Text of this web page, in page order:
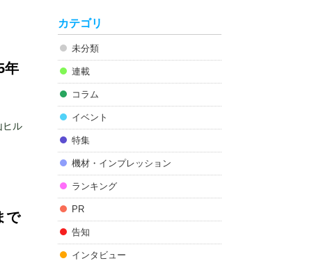
年
ヒル
で
カテゴリ
未分類
連載
コラム
イベント
特集
機材・インプレッション
ランキング
PR
告知
インタビュー